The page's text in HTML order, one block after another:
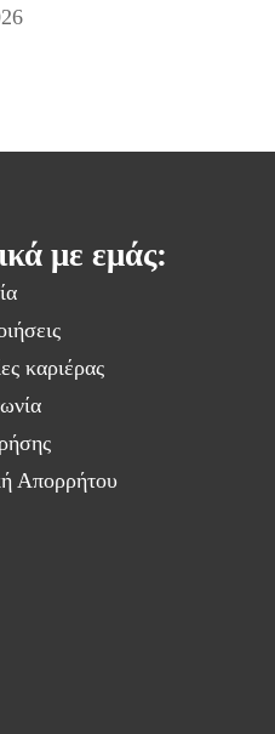
με εμάς:
καριέρας
Απορρήτου